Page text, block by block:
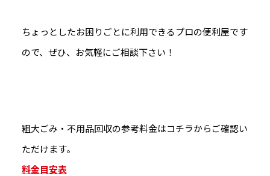
ちょっとしたお困りごとに利用できるプロの便利屋です
ので、ぜひ、お気軽にご相談下さい！
粗大ごみ・不用品回収の参考料金はコチラからご確認い
ただけます。
料金目安表